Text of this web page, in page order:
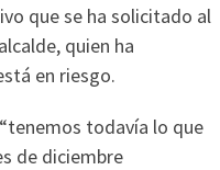
que se ha solicitado al
quien ha
en riesgo.
todavía lo que
de diciembre